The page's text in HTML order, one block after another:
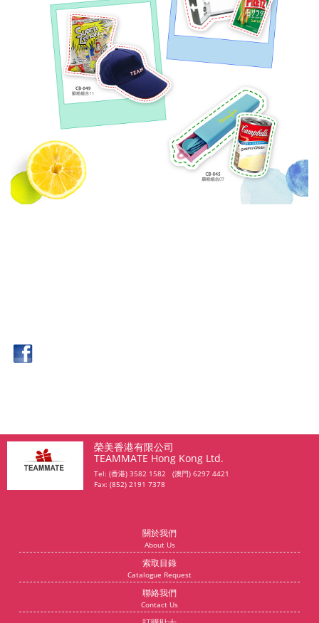
榮美香港有限公司
TEAMMATE Hong Kong Ltd.
Tel: (香港) 3582 1582 (澳門) 6297 4421
Fax: (852) 2191 7378
關於我們
About Us
索取目錄
Catalogue Request
聯絡我們
Contact Us